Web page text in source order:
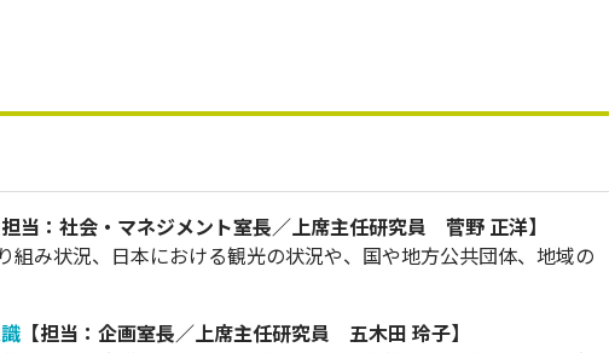
当：社会・マネジメント室長／上席主任研究員 菅野 正洋】
み状況、日本における観光の状況や、国や地方公共団体、地域の
【担当：企画室長／上席主任研究員 五木田 玲子】